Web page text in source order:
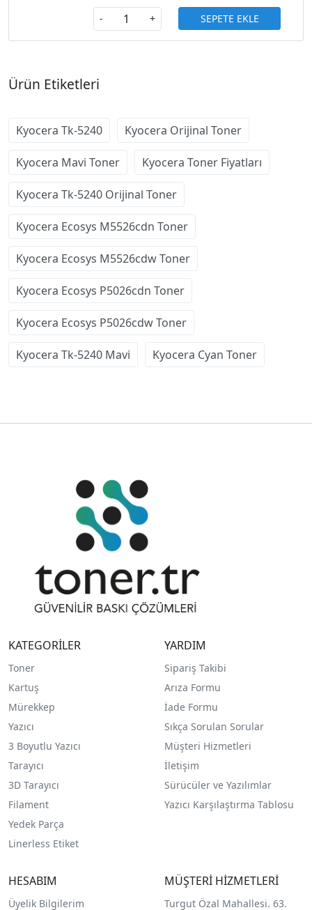
- + SEPETE EKLE
Ürün Etiketleri
Kyocera Tk-5240 Kyocera Orijinal Toner
Kyocera Mavi Toner Kyocera Toner Fiyatları
Kyocera Tk-5240 Orijinal Toner
Kyocera Ecosys M5526cdn Toner
Kyocera Ecosys M5526cdw Toner
Kyocera Ecosys P5026cdn Toner
Kyocera Ecosys P5026cdw Toner
Kyocera Tk-5240 Mavi Kyocera Cyan Toner
KATEGORİLER
Toner
Kartuş
Mürekkep
Yazıcı
3 Boyutlu Yazıcı
Tarayıcı
3D Tarayıcı
Filament
Yedek Parça
Linerless Etiket
YARDIM
Sipariş Takibi
Arıza Formu
İade Formu
Sıkça Sorulan Sorular
Müşteri Hizmetleri
İletişim
Sürücüler ve Yazılımlar
Yazıcı Karşılaştırma Tablosu
HESABIM
Üyelik Bilgilerim
MÜŞTERİ HİZMETLERİ
Turgut Özal Mahallesi. 63.